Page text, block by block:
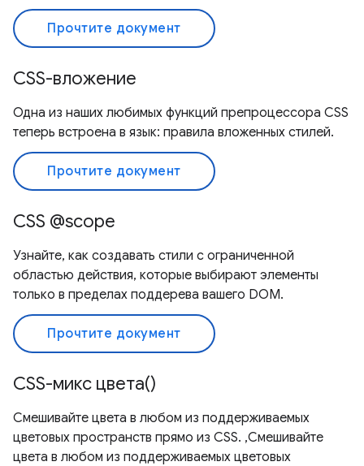
Прочтите документ
CSS-вложение
Одна из наших любимых функций препроцессора CSS
теперь встроена в язык: правила вложенных стилей.
Прочтите документ
CSS @scope
Узнайте, как создавать стили с ограниченной
областью действия, которые выбирают элементы
только в пределах поддерева вашего DOM.
Прочтите документ
CSS-микс цвета()
Смешивайте цвета в любом из поддерживаемых
цветовых пространств прямо из CSS. ,Смешивайте
цвета в любом из поддерживаемых цветовых